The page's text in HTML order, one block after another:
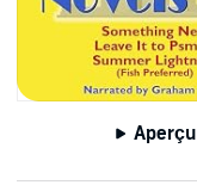
Aperçu